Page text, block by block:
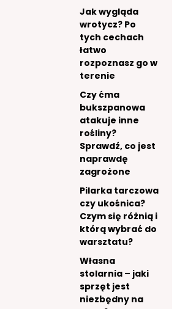
Jak wygląda
wrotycz? Po
tych cechach
łatwo
rozpoznasz go w
terenie
Czy ćma
bukszpanowa
atakuje inne
rośliny?
Sprawdź, co jest
naprawdę
zagrożone
Pilarka tarczowa
czy ukośnica?
Czym się różnią i
którą wybrać do
warsztatu?
Własna
stolarnia – jaki
sprzęt jest
niezbędny na